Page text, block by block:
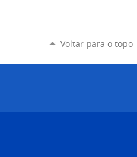
Voltar para o topo